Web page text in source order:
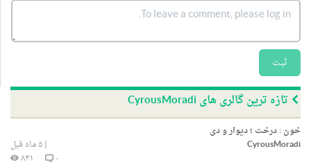
ثبت
تازه ترین گالری های CyrousMoradi
خون : درخت ؛ دیوار و دی
CyrousMoradi
|۵ ماه قبل
۰
۸۴۱